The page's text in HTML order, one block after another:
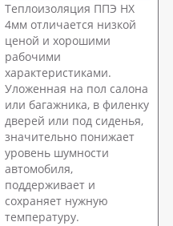
Теплоизоляция ППЭ НХ
4мм отличается низкой
ценой и хорошими
рабочими
характеристиками.
Уложенная на пол салона
или багажника, в филенку
дверей или под сиденья,
значительно понижает
уровень шумности
автомобиля,
поддерживает и
сохраняет нужную
температуру.